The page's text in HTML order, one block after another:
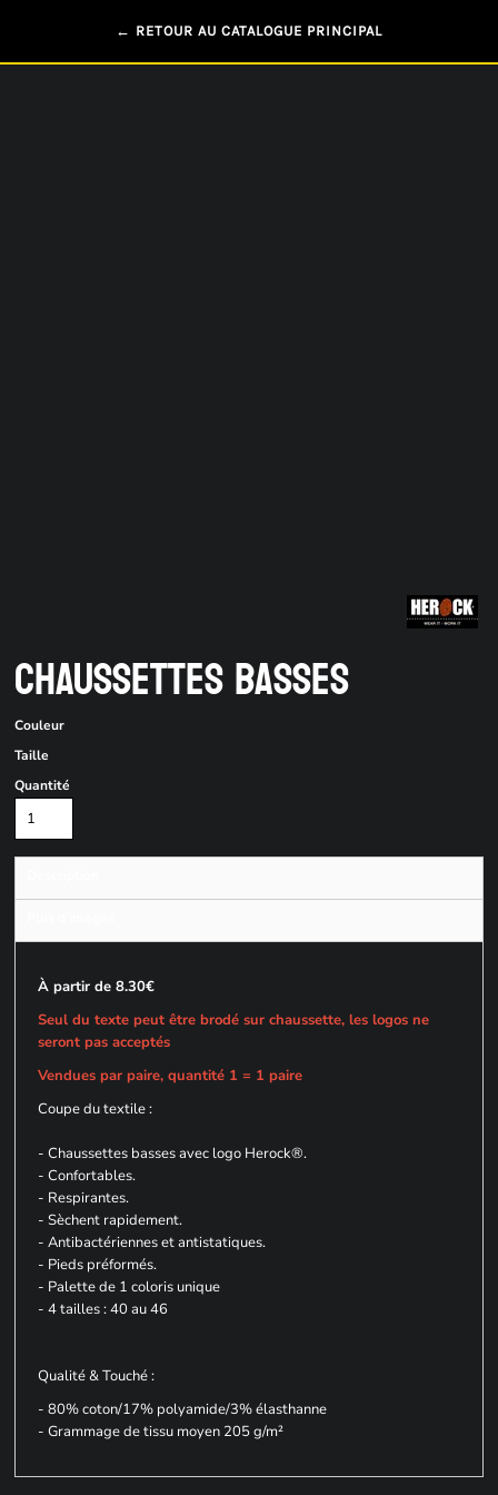
← RETOUR AU CATALOGUE PRINCIPAL
CHAUSSETTES BASSES
Couleur
Taille
Quantité
À partir de 8.30€
Seul du texte peut être brodé sur chaussette, les logos ne
seront pas acceptés
Vendues par paire, quantité 1 = 1 paire
Coupe du textile :
- Chaussettes basses avec logo Herock®.
- Confortables.
- Respirantes.
- Sèchent rapidement.
- Antibactériennes et antistatiques.
- Pieds préformés.
- Palette de 1 coloris unique
- 4 tailles : 40 au 46
Qualité & Touché :
- 80% coton/17% polyamide/3% élasthanne
- Grammage de tissu moyen 205 g/m²